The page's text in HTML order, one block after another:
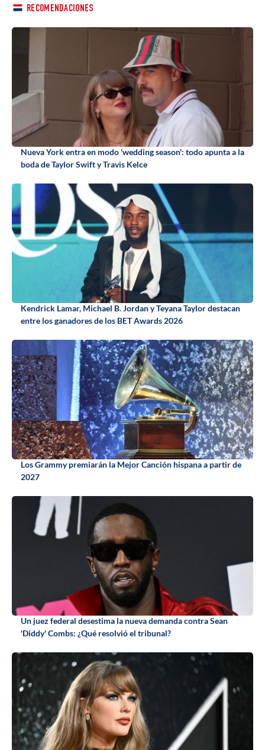
RECOMENDACIONES
Nueva York entra en modo 'wedding season': todo apunta a la
boda de Taylor Swift y Travis Kelce
Kendrick Lamar, Michael B. Jordan y Teyana Taylor destacan
entre los ganadores de los BET Awards 2026
Los Grammy premiarán la Mejor Canción hispana a partir de
2027
Un juez federal desestima la nueva demanda contra Sean
'Diddy' Combs: ¿Qué resolvió el tribunal?